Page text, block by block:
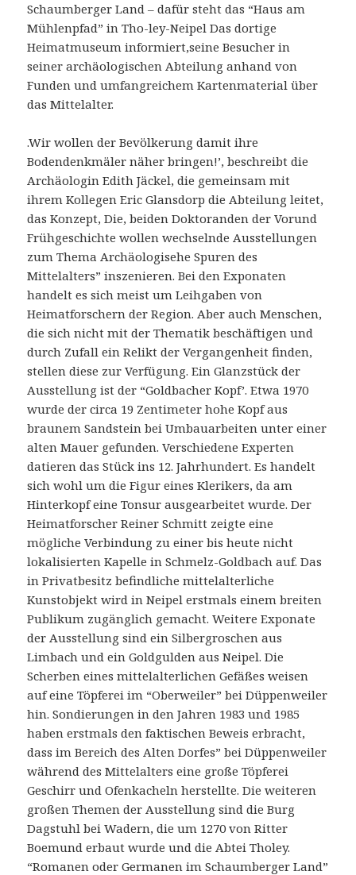
Schaumberger Land – dafür steht das “Haus am
Mühlenpfad” in Tho-ley-Neipel Das dortige
Heimatmuseum informiert,seine Besucher in
seiner archäologischen Abteilung anhand von
Funden und umfangreichem Kartenmaterial über
das Mittelalter.
.Wir wollen der Bevölkerung damit ihre
Bodendenkmäler näher bringen!’, beschreibt die
Archäologin Edith Jäckel, die gemeinsam mit
ihrem Kollegen Eric Glansdorp die Abteilung leitet,
das Konzept, Die, beiden Doktoranden der Vorund
Frühgeschichte wollen wechselnde Ausstellungen
zum Thema Archäologisehe Spuren des
Mittelalters” inszenieren. Bei den Exponaten
handelt es sich meist um Leihgaben von
Heimatforschern der Region. Aber auch Menschen,
die sich nicht mit der Thematik beschäftigen und
durch Zufall ein Relikt der Vergangenheit finden,
stellen diese zur Verfügung. Ein Glanzstück der
Ausstellung ist der “Goldbacher Kopf’. Etwa 1970
wurde der circa 19 Zentimeter hohe Kopf aus
braunem Sandstein bei Umbauarbeiten unter einer
alten Mauer gefunden. Verschiedene Experten
datieren das Stück ins 12. Jahrhundert. Es handelt
sich wohl um die Figur eines Klerikers, da am
Hinterkopf eine Tonsur ausgearbeitet wurde. Der
Heimatforscher Reiner Schmitt zeigte eine
mögliche Verbindung zu einer bis heute nicht
lokalisierten Kapelle in Schmelz-Goldbach auf. Das
in Privatbesitz befindliche mittelalterliche
Kunstobjekt wird in Neipel erstmals einem breiten
Publikum zugänglich gemacht. Weitere Exponate
der Ausstellung sind ein Silbergroschen aus
Limbach und ein Goldgulden aus Neipel. Die
Scherben eines mittelalterlichen Gefäßes weisen
auf eine Töpferei im “Oberweiler” bei Düppenweiler
hin. Sondierungen in den Jahren 1983 und 1985
haben erstmals den faktischen Beweis erbracht,
dass im Bereich des Alten Dorfes” bei Düppenweiler
während des Mittelalters eine große Töpferei
Geschirr und Ofenkacheln herstellte. Die weiteren
großen Themen der Ausstellung sind die Burg
Dagstuhl bei Wadern, die um 1270 von Ritter
Boemund erbaut wurde und die Abtei Tholey.
“Romanen oder Germanen im Schaumberger Land”